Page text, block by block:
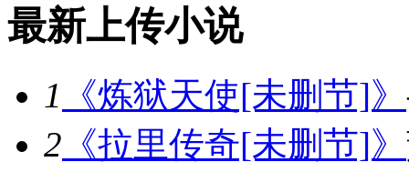
最新上传小说
1 《炼狱天使[未删节]》
2 《拉里传奇[未删节]》